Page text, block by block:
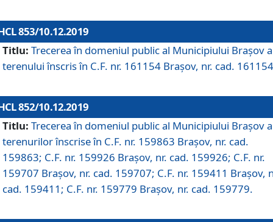
853/10.12.2019
Titlu: Trecerea în domeniul public al Municipiului Braşov a
terenului înscris în C.F. nr. 161154 Brașov, nr. cad.
852/10.12.2019
Titlu: Trecerea în domeniul public al Municipiului Braşov a
terenurilor înscrise în C.F. nr. 159863 Brașov, nr. cad.
159863; C.F. nr. 159926 Brașov, nr. cad. 159926; C.F. nr.
159707 Brașov, nr. cad. 159707; C.F. nr. 159411 Brașov,
cad. 159411; C.F. nr. 159779 Brașov, nr. cad. 159779.